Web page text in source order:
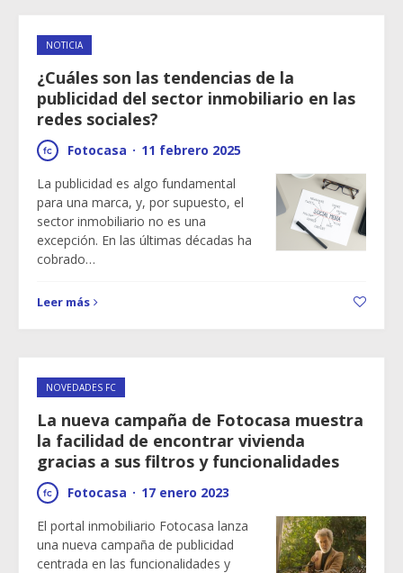
NOTICIA
¿Cuáles son las tendencias de la
publicidad del sector inmobiliario en las
redes sociales?
Fotocasa · 11 febrero 2025
La publicidad es algo fundamental
para una marca, y, por supuesto, el
sector inmobiliario no es una
excepción. En las últimas décadas ha
cobrado…
Leer más
NOVEDADES FC
La nueva campaña de Fotocasa muestra
la facilidad de encontrar vivienda
gracias a sus filtros y funcionalidades
Fotocasa · 17 enero 2023
El portal inmobiliario Fotocasa lanza
una nueva campaña de publicidad
centrada en las funcionalidades y